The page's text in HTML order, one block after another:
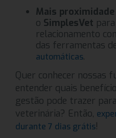
Mais
o SimplesVet
relacionamento
das ferramentas
automáticas.
Quer conhecer nossas
entender quais
gestão pode trazer
veterinária? Então,
durante 7 dias grátis!